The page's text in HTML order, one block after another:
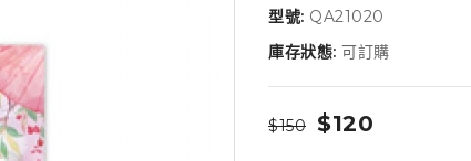
型號: QA21020
庫存狀態: 可訂購
$150 $120